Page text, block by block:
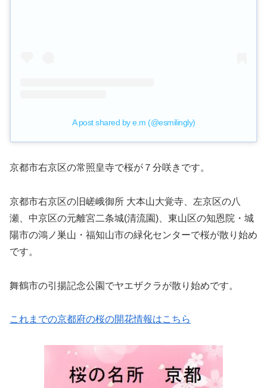
A post shared by e.m (@esmilingly)
京都市右京区の常照皇寺で桜が７分咲きです。
京都市右京区の旧嵯峨御所 大本山大覚寺、左京区の八
瀬、中京区の元離宮二条城(清流園)、東山区の知恩院・城
陽市の鴻ノ巣山・福知山市の緑化センターで桜が散り始め
です。
舞鶴市の引揚記念公園でヤエザクラが散り始めです。
これまでの京都府の桜の開花情報はこちら